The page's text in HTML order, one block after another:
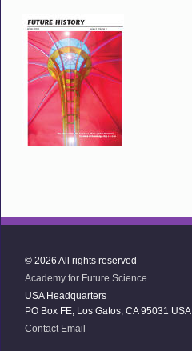
© 2026 All rights reserved
Academy for Future Science
USA Headquarters
PO Box FE, Los Gatos, CA 95031 USA
Contact Email